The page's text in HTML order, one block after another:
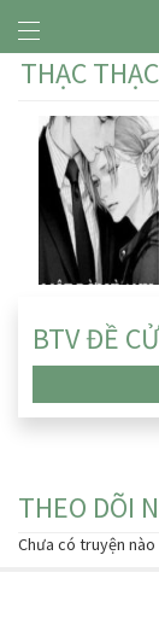
THẠC THẠC
BTV ĐỀ CỬ
THEO DÕI
Chưa có truyện nào